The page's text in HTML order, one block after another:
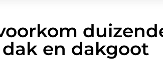
en dakgoot